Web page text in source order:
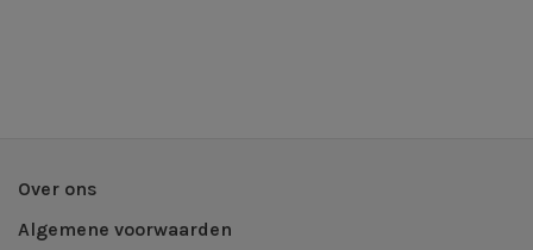
Over ons
Algemene voorwaarden